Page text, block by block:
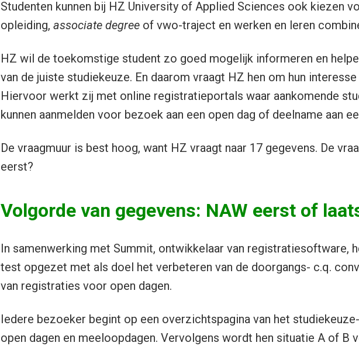
Studenten kunnen bij HZ University of Applied Sciences ook kiezen
opleiding, associate degreeof vwo-traject en werken en leren
HZ wil de toekomstige student zo goed mogelijk informeren en
van de juiste studiekeuze. En daarom vraagt HZ hen om hun
Hiervoor werkt zij met online registratieportals waar aankomende
kunnen aanmelden voor bezoek aan een open dag of deelname aan
De vraagmuur is best hoog, want HZ vraagt naar 17 gegevens. De
eerst?
Volgorde van gegevens: NAW eerst of
In samenwerking met Summit, ontwikkelaar van registratiesoftware,
test opgezet met als doel het verbeteren van de doorgangs- c.q.
van registraties voor open dagen.
Iedere bezoeker begint op een overzichtspagina van het
open dagen en meeloopdagen. Vervolgens wordt hen situatie A of B